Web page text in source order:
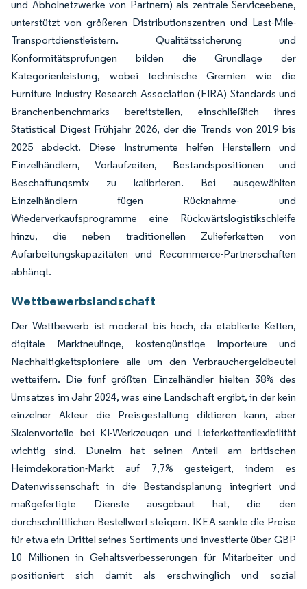
und Abholnetzwerke von Partnern) als zentrale Serviceebene,
unterstützt von größeren Distributionszentren und Last-Mile-
Transportdienstleistern. Qualitätssicherung und
Konformitätsprüfungen bilden die Grundlage der
Kategorienleistung, wobei technische Gremien wie die
Furniture Industry Research Association (FIRA) Standards und
Branchenbenchmarks bereitstellen, einschließlich ihres
Statistical Digest Frühjahr 2026, der die Trends von 2019 bis
2025 abdeckt. Diese Instrumente helfen Herstellern und
Einzelhändlern, Vorlaufzeiten, Bestandspositionen und
Beschaffungsmix zu kalibrieren. Bei ausgewählten
Einzelhändlern fügen Rücknahme- und
Wiederverkaufsprogramme eine Rückwärtslogistikschleife
hinzu, die neben traditionellen Zulieferketten von
Aufarbeitungskapazitäten und Recommerce-Partnerschaften
abhängt.
Wettbewerbslandschaft
Der Wettbewerb ist moderat bis hoch, da etablierte Ketten,
digitale Marktneulinge, kostengünstige Importeure und
Nachhaltigkeitspioniere alle um den Verbrauchergeldbeutel
wetteifern. Die fünf größten Einzelhändler hielten 38% des
Umsatzes im Jahr 2024, was eine Landschaft ergibt, in der kein
einzelner Akteur die Preisgestaltung diktieren kann, aber
Skalenvorteile bei KI-Werkzeugen und Lieferkettenflexibilität
wichtig sind. Dunelm hat seinen Anteil am britischen
Heimdekoration-Markt auf 7,7% gesteigert, indem es
Datenwissenschaft in die Bestandsplanung integriert und
maßgefertigte Dienste ausgebaut hat, die den
durchschnittlichen Bestellwert steigern. IKEA senkte die Preise
für etwa ein Drittel seines Sortiments und investierte über GBP
10 Millionen in Gehaltsverbesserungen für Mitarbeiter und
positioniert sich damit als erschwinglich und sozial